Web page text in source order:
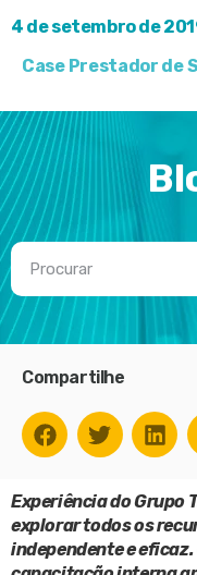
4 de setembro de
Case Prestador de
Compartilhe
Experiência do Grupo
explorar todos os
independente e